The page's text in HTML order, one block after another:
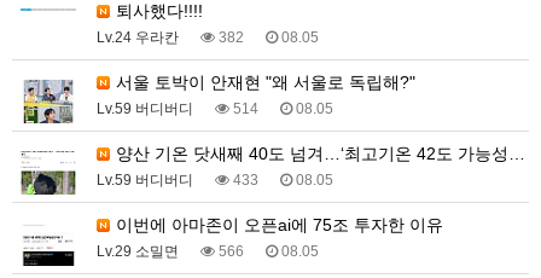
퇴사했다!!!!
Lv.24 우라칸 382 08.05
서울 토박이 안재현 "왜 서울로 독립해?"
Lv.59 버디버디 514 08.05
양산 기온 닷새째 40도 넘겨…‘최고기온 42도 가능성…
Lv.59 버디버디 433 08.05
이번에 아마존이 오픈ai에 75조 투자한 이유
Lv.29 소밀면 566 08.05